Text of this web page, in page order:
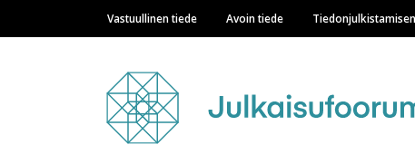
Main navigation
Vastuullinen tiede Avoin tiede